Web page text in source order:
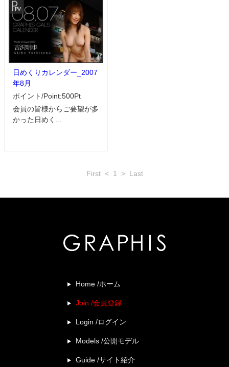
日めくりカレンダー_2007
年8月
ポイント/Point:500Pt
会員の皆様からご要望が多
かった日めく...
First < 1 > Last
Home /ホーム
Join /会員登録
Login /ログイン
Models /公開モデル
Guide /サイト紹介